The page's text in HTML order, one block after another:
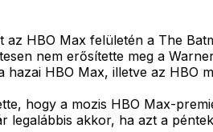
HBO Max felületén a The
nem erősítette meg a
HBO Max, illetve az HBO
hogy a mozis HBO Max-
akkor, ha azt a